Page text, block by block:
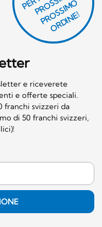
e riceverete
e offerte speciali.
franchi svizzeri da
di 50 franchi svizzeri,
E
S
O
O
E!